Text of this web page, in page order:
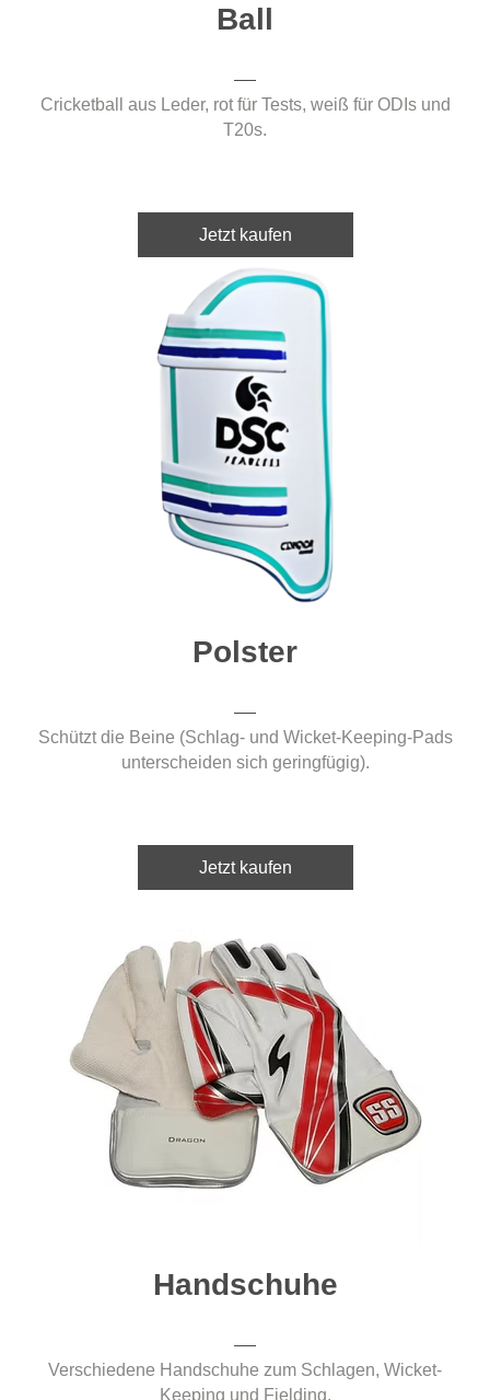
Ball
Cricketball aus Leder, rot für Tests, weiß für ODIs und
T20s.
Jetzt kaufen
Polster
Schützt die Beine (Schlag- und Wicket-Keeping-Pads
unterscheiden sich geringfügig).
Jetzt kaufen
Handschuhe
Verschiedene Handschuhe zum Schlagen, Wicket-
Keeping und Fielding.